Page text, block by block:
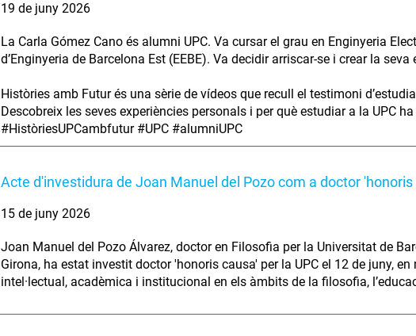
19 de juny 2026
La Carla Gómez Cano és alumni UPC. Va cursar el grau en Enginyeria
d’Enginyeria de Barcelona Est (EEBE). Va decidir arriscar-se i crear la
Històries amb Futur és una sèrie de vídeos que recull el testimoni
Descobreix les seves experiències personals i per què estudiar a la UPC
#HistòriesUPCambfutur #UPC #alumniUPC
Acte d'investidura de Joan Manuel del Pozo com a doctor 'honoris
15 de juny 2026
Joan Manuel del Pozo Álvarez, doctor en Filosofia per la Universitat de
Girona, ha estat investit doctor 'honoris causa' per la UPC el 12 de juny,
intel·lectual, acadèmica i institucional en els àmbits de la filosofia,